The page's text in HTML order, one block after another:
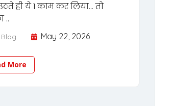
ही ये 1 काम कर लिया... तो
..
Blog May 22, 2026
More